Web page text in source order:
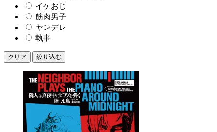
イケおじ
筋肉男子
ヤンデレ
執事
クリア 絞り込む